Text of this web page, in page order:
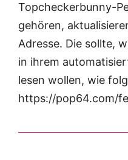
Topcheckerbunny-
gehören,
Adresse. Die sollte,
in ihrem
lesen wollen, wie
https://pop64.com/